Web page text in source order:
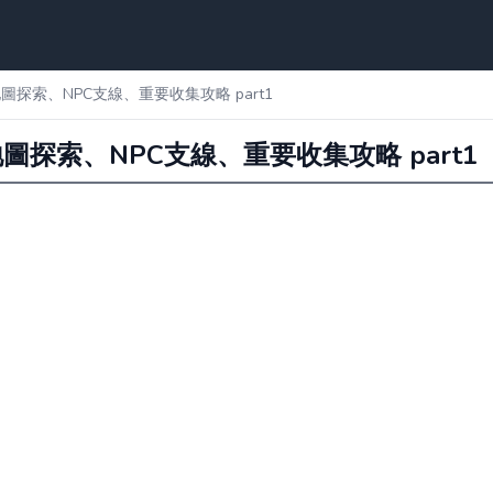
探索、NPC支線、重要收集攻略 part1
探索、NPC支線、重要收集攻略 part1